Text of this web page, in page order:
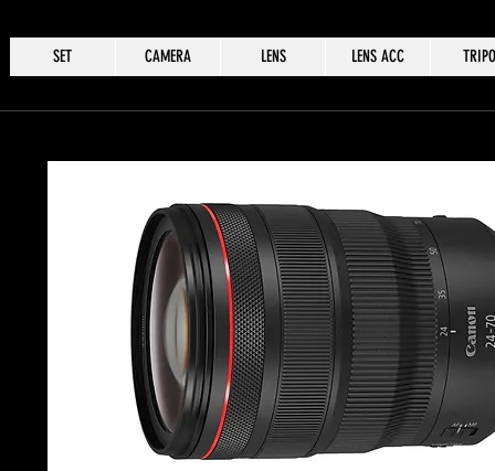
SET CAMERA LENS LENS ACC